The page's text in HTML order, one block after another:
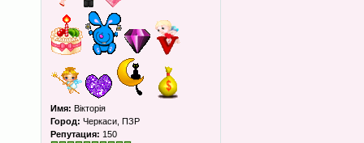
Имя: Вікторія
Город: Черкаси, ПЗР
Репутация: 150